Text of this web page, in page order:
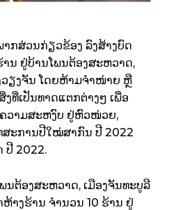
ກສ່ວນກ່ຽວຂ້ອງ ລົງສ້າງບົດ
ນ ຢູ່ບ້ານໂພນຕ້ອງສະຫວາດ,
ວຽງຈັນ ໂດຍຫ້າມຈໍາໜ່າຍ ຫຼື
ງທີ່ເປັນທາດແຕກຕ່າງໆ ເພື່ອ
ວາມສະຫງົບ ຢູ່ຫົວໜ່ວຍ,
ະການປີໃໝ່ສາກົນ ປີ 2022
ປີ 2022.
ນຕ້ອງສະຫວາດ, ເມືອງຈັນທະບູລີ
າງຮ້ານ ຈໍານວນ 10 ຮ້ານ ຢູ່